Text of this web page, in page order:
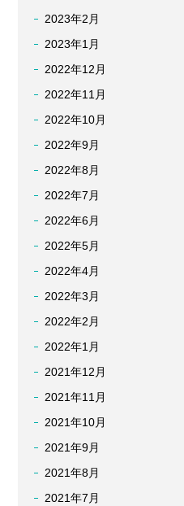
2023年2月
2023年1月
2022年12月
2022年11月
2022年10月
2022年9月
2022年8月
2022年7月
2022年6月
2022年5月
2022年4月
2022年3月
2022年2月
2022年1月
2021年12月
2021年11月
2021年10月
2021年9月
2021年8月
2021年7月